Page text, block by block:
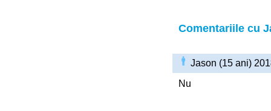
Comentariile cu
Jason (15 ani)
Nu